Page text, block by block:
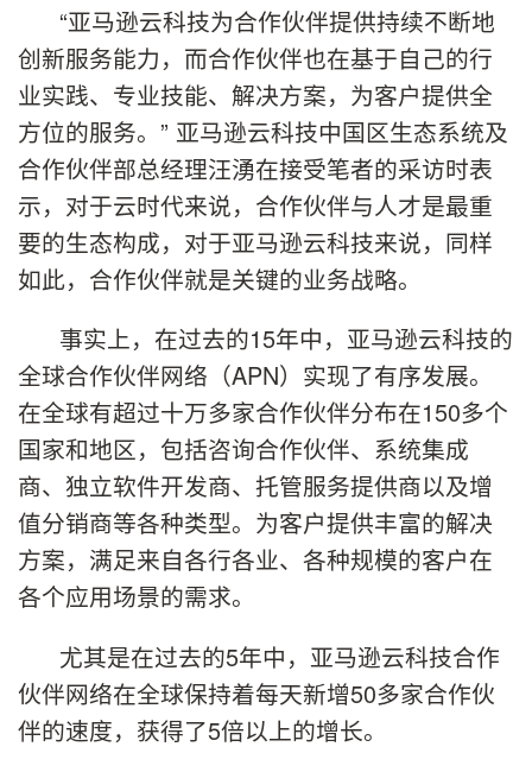
“亚马逊云科技为合作伙伴提供持续不断地
创新服务能力，而合作伙伴也在基于自己的行
业实践、专业技能、解决方案，为客户提供全
方位的服务。” 亚马逊云科技中国区生态系统及
合作伙伴部总经理汪湧在接受笔者的采访时表
示，对于云时代来说，合作伙伴与人才是最重
要的生态构成，对于亚马逊云科技来说，同样
如此，合作伙伴就是关键的业务战略。
事实上，在过去的15年中，亚马逊云科技的
全球合作伙伴网络（APN）实现了有序发展。
在全球有超过十万多家合作伙伴分布在150多个
国家和地区，包括咨询合作伙伴、系统集成
商、独立软件开发商、托管服务提供商以及增
值分销商等各种类型。为客户提供丰富的解决
方案，满足来自各行各业、各种规模的客户在
各个应用场景的需求。
尤其是在过去的5年中，亚马逊云科技合作
伙伴网络在全球保持着每天新增50多家合作伙
伴的速度，获得了5倍以上的增长。